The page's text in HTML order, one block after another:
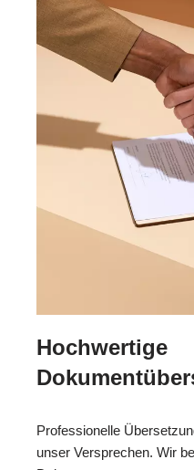
Hochwertige
Professionelle
unser Versprechen. Wir